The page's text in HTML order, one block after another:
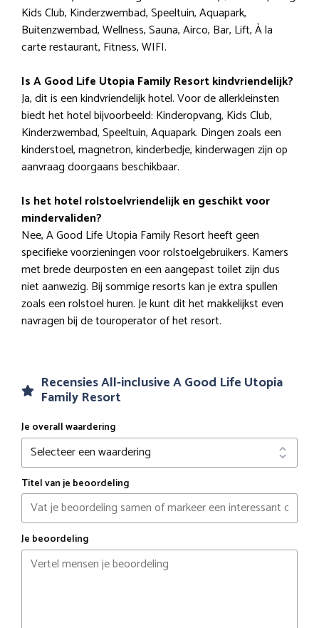
Kids Club, Kinderzwembad, Speeltuin, Aquapark,
Buitenzwembad, Wellness, Sauna, Airco, Bar, Lift, À la
carte restaurant, Fitness, WIFI.
Is A Good Life Utopia Family Resort kindvriendelijk?
Ja, dit is een kindvriendelijk hotel. Voor de allerkleinsten
biedt het hotel bijvoorbeeld: Kinderopvang, Kids Club,
Kinderzwembad, Speeltuin, Aquapark. Dingen zoals een
kinderstoel, magnetron, kinderbedje, kinderwagen zijn op
aanvraag doorgaans beschikbaar.
Is het hotel rolstoelvriendelijk en geschikt voor
mindervaliden?
Nee, A Good Life Utopia Family Resort heeft geen
specifieke voorzieningen voor rolstoelgebruikers. Kamers
met brede deurposten en een aangepast toilet zijn dus
niet aanwezig. Bij sommige resorts kan je extra spullen
zoals een rolstoel huren. Je kunt dit het makkelijkst even
navragen bij de touroperator of het resort.
Recensies All-inclusive A Good Life Utopia
Family Resort
Je overall waardering
Titel van je beoordeling
Je beoordeling